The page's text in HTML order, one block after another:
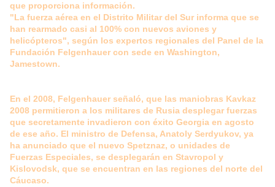
que proporciona información.
"La fuerza aérea en el Distrito Militar del Sur informa que se
han rearmado casi al 100% con nuevos aviones y
helicópteros", según los expertos regionales del Panel de la
Fundación Felgenhauer con sede en Washington,
Jamestown.
En el 2008, Felgenhauer señaló, que las maniobras Kavkaz
2008 permitieron a los militares de Rusia desplegar fuerzas
que secretamente invadieron con éxito Georgia en agosto
de ese año. El ministro de Defensa, Anatoly Serdyukov, ya
ha anunciado que el nuevo Spetznaz, o unidades de
Fuerzas Especiales, se desplegarán en Stavropol y
Kislovodsk, que se encuentran en las regiones del norte del
Cáucaso.